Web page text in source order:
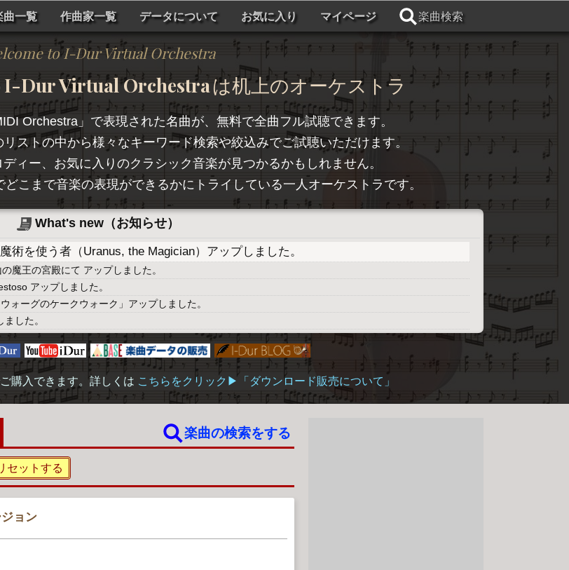
曲一覧 作曲家一覧 データについて お気に入り マイページ 楽曲検索
to I-Dur Virtual Orchestra
I-Dur Virtual Orchestraは机上のオーケストラ
Orchestra 」で表現された名曲が、無料で全曲フル試聴できます。
リストの中から様々なキーワード検索や絞込みでご試聴いただけます。
ィー、お気に入りのクラシック音楽が見つかるかもしれません。
こまで音楽の表現ができるかにトライしている一人オーケストラです。
What's new（お知らせ）
術を使う者（Uranus, the Magician）アップしました。
魔王の宮殿にて アップしました。
アップしました。
ォーグのケークウォーク」アップしました。
した。
購入できます。詳しくは こちらをクリック▶︎「ダウンロード販売について」
楽曲の検索をする
セットする
ョン